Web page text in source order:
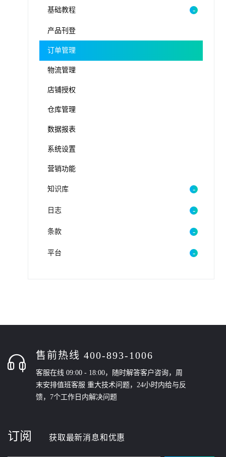
基础教程
产品刊登
订单管理
物流管理
店铺授权
仓库管理
数据报表
系统设置
营销功能
知识库
日志
条款
平台
售前热线 400-893-1006
客服在线 09:00 - 18:00，随时解答客户咨询，周
末安排值班客服 重大技术问题，24小时内给与反
馈，7个工作日内解决问题
订阅 获取最新消息和优惠